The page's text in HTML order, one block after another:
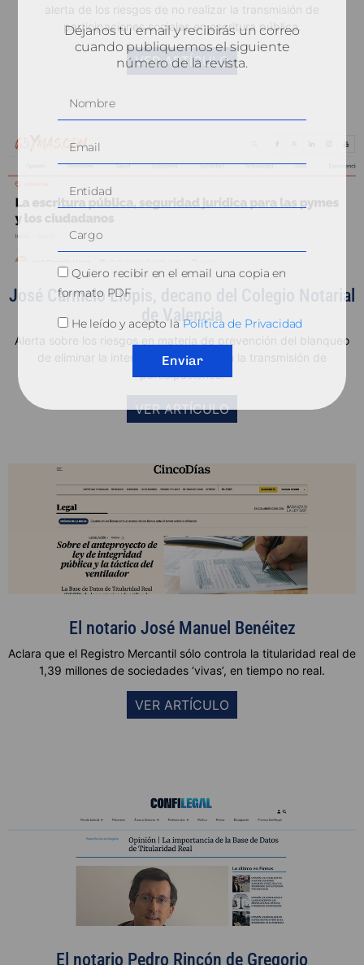
alerta de los riesgos de no realizar la transmisión de
participaciones sociales en escritura pública.
VER ARTÍCULO
José Carmelo Llopis, decano del Colegio Notarial
de Valencia
Alerta sobre los riesgos en materia de prevención del blanqueo
de eliminar la intervención notarial en la transmisión de
participaciones.
VER ARTÍCULO
El notario José Manuel Benéitez
Aclara que el Registro Mercantil sólo controla la titularidad real de
1,39 millones de sociedades ‘vivas’, en tiempo no real.
VER ARTÍCULO
El notario Pedro Rincón de Gregorio
Déjanos tu email y recibirás un correo
cuando publiquemos el siguiente
número de la revista.
Quiero recibir en el email una copia en
formato PDF
He leído y acepto laPolítica de Privacidad
Enviar